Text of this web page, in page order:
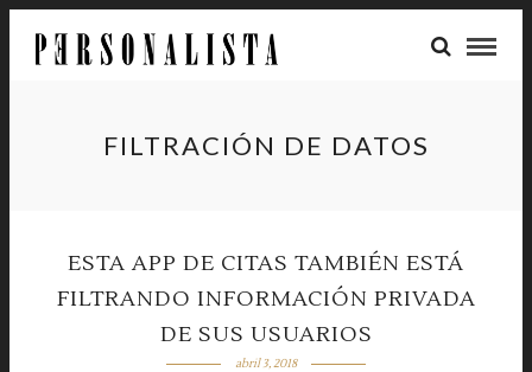
FILTRACIÓN DE DATOS
ESTA APP DE CITAS TAMBIÉN ESTÁ
FILTRANDO INFORMACIÓN PRIVADA
DE SUS USUARIOS
abril 3, 2018